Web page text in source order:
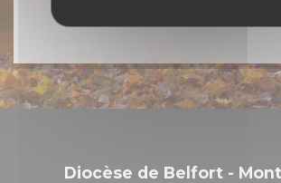
Diocèse de Belfort -